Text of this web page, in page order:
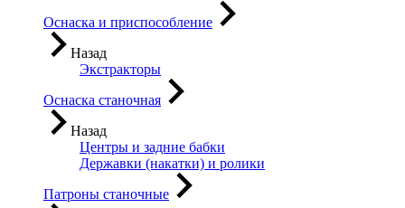
Оснаска и приспособление
Назад
Экстракторы
Оснаска станочная
Назад
Центры и задние бабки
Державки (накатки) и ролики
Патроны станочные